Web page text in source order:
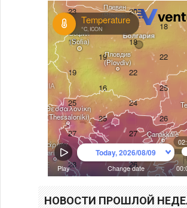
НОВОСТИ ПРОШЛОЙ